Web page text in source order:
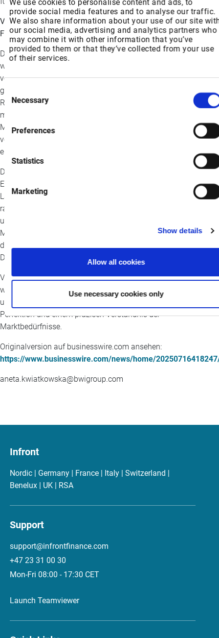
We use cookies to personalise content and ads, to
provide social media features and to analyse our traffic.
We also share information about your use of our site
our social media, advertising and analytics partners who
may combine it with other information that you’ve
provided to them or that they’ve collected from your use
of their services.
Consent
Selection
Necessary
Preferences
Statistics
Marketing
Show details
Allow all cookies
Use necessary cookies only
Vierte Generation: Der Maßstab im Zeitalter des intelligenten
Fahrens
Die neueste Generation des MagneRide®-Dämpfungssystems,
welches 2020 auf den Markt kam, hat die Branche erneut
verblüfft und die Messlatte für die Mobilität der Zukunft höher
gelegt. Dank einer hochmodernen ECU, integrierten
Radbeschleunigungssensoren und einer IMU reagiert die
magneto-rheologische Flüssigkeit in blitzschnellen 0,5
Millisekunden. Die proprietären algorithmischen Verfeinerungen
von BWI verbessern die Fahrzeugstabilität erheblich und läuten
ein völlig neues Fahrparadigma ein.
Die neueste MagneRide
Einsatzsituationen von −30 °C bis 105°C und erfüllt die
Laufzeitanforderungen von über 300000 km. Diese meistert die
rauen Umgebungsbedingungen außerhalb des Labors souverän
und wurde bereits in vielen Premiummodellen verbaut. Das
MagneRide
- Federungssystem der vierten Generation ebnet
den Weg für unbegrenzte Möglichkeiten bei den
Dämpfungssystemen.
Von der ersten Idee, über die Konzepttests, bis hin zur
wegweisenden vierten Generation zeugt jeder Schritt von dem
unermüdlichen Streben der BWI-Ingenieure nach technischer
Perfektion und einem präzisen Verständnis der
Marktbedürfnisse.
Originalversion auf businesswire.com ansehen:
https://www.businesswire.com/news/home/
aneta.kwiatkowska@bwigroup.com
Infront
Nordic | Germany | France | Italy | Switzerland |
Benelux | UK | RSA
Support
support@infrontfinance.com
+47 23 31 00 30
Mon-Fri 08:00 - 17:30 CET
Launch Teamviewer